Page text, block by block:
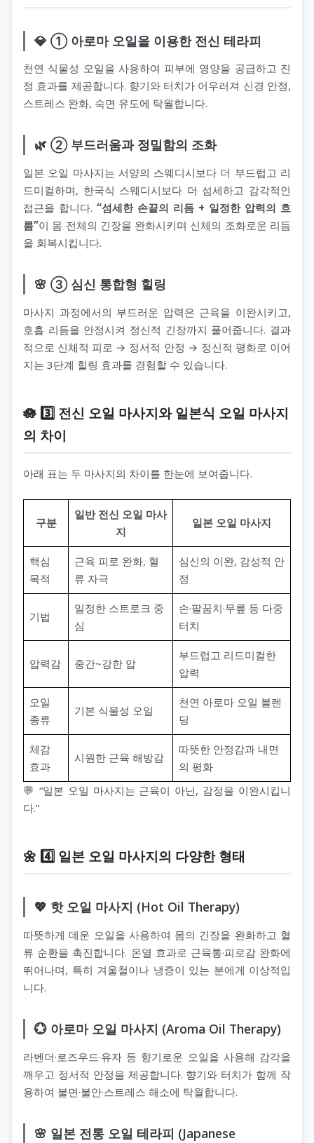
💎 ① 아로마 오일을 이용한 전신 테라피
천연 식물성 오일을 사용하여 피부에 영양을 공급하고 진
정 효과를 제공합니다. 향기와 터치가 어우러져 신경 안정,
스트레스 완화, 숙면 유도에 탁월합니다.
🌿 ② 부드러움과 정밀함의 조화
일본 오일 마사지는 서양의 스웨디시보다 더 부드럽고 리
드미컬하며, 한국식 스웨디시보다 더 섬세하고 감각적인
접근을 합니다. “섬세한 손끝의 리듬 + 일정한 압력의 흐
름”이 몸 전체의 긴장을 완화시키며 신체의 조화로운 리듬
을 회복시킵니다.
🌸 ③ 심신 통합형 힐링
마사지 과정에서의 부드러운 압력은 근육을 이완시키고,
호흡 리듬을 안정시켜 정신적 긴장까지 풀어줍니다. 결과
적으로 신체적 피로 → 정서적 안정 → 정신적 평화로 이어
지는 3단계 힐링 효과를 경험할 수 있습니다.
🪷 3️⃣ 전신 오일 마사지와 일본식 오일 마사지
의 차이
아래 표는 두 마사지의 차이를 한눈에 보여줍니다.
구분
일반 전신 오일 마사
지
일본 오일 마사지
핵심
목적
근육 피로 완화, 혈
류 자극
심신의 이완, 감성적 안
정
기법
일정한 스트로크 중
심
손·팔꿈치·무릎 등 다중
터치
압력감 중간~강한 압
부드럽고 리드미컬한
압력
오일
종류
기본 식물성 오일
천연 아로마 오일 블렌
딩
체감
효과
시원한 근육 해방감
따뜻한 안정감과 내면
의 평화
💬 “일본 오일 마사지는 근육이 아닌, 감정을 이완시킵니
다.”
🌼 4️⃣ 일본 오일 마사지의 다양한 형태
💖 핫 오일 마사지 (Hot Oil Therapy)
따뜻하게 데운 오일을 사용하여 몸의 긴장을 완화하고 혈
류 순환을 촉진합니다. 온열 효과로 근육통·피로감 완화에
뛰어나며, 특히 겨울철이나 냉증이 있는 분에게 이상적입
니다.
💮 아로마 오일 마사지 (Aroma Oil Therapy)
라벤더·로즈우드·유자 등 향기로운 오일을 사용해 감각을
깨우고 정서적 안정을 제공합니다. 향기와 터치가 함께 작
용하여 불면·불안·스트레스 해소에 탁월합니다.
🌸 일본 전통 오일 테라피 (Japanese